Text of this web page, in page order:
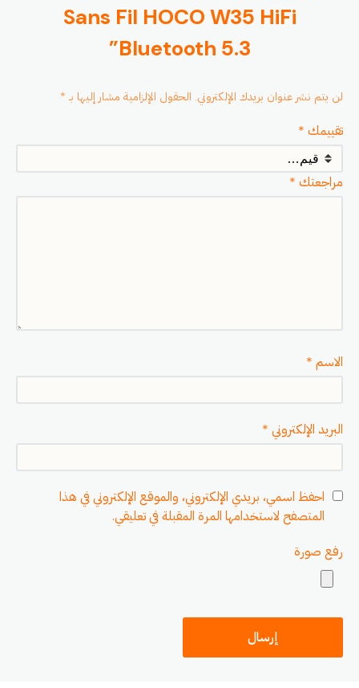
Sans Fil HOCO W35 HiFi
Bluetooth 5.3”
لن يتم نشر عنوان بريدك الإلكتروني. الحقول الإلزامية مشار إليها بـ *
تقييمك *
مراجعتك *
الاسم *
البريد الإلكتروني *
احفظ اسمي، بريدي الإلكتروني، والموقع الإلكتروني في هذا
المتصفح لاستخدامها المرة المقبلة في تعليقي.
رفع صورة